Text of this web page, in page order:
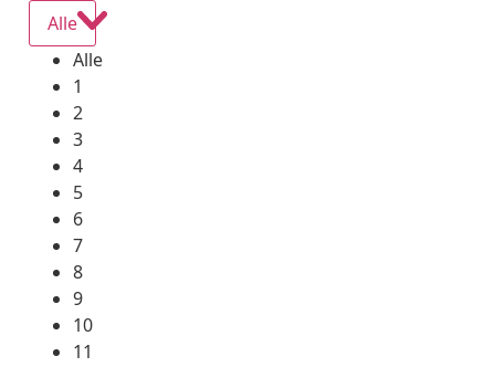
Alle
Alle
1
2
3
4
5
6
7
8
9
10
11